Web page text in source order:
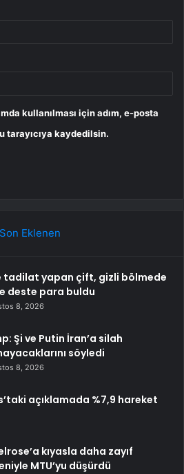
kullanılması için adım, e-posta
tarayıcıya kaydedilsin.
Son Eklenen
tadilat yapan çift, gizli bölmede
deste para buldu
8, 2026
Şi ve Putin İran’a silah
söyledi
8, 2026
açıklamada %7,9 hareket
kıyasla daha zayıf
MTU’yu düşürdü